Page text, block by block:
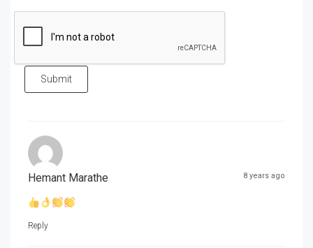
Submit
Hemant Marathe 8 years ago
Reply